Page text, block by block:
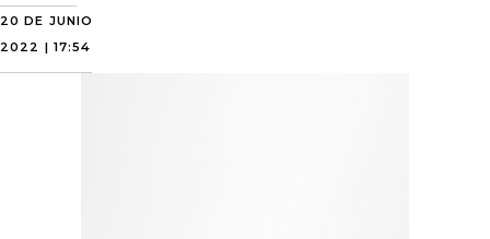
20 DE JUNIO
2022 | 17:54